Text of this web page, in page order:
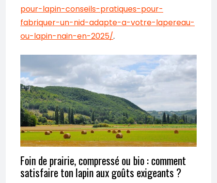
pour-lapin-conseils-pratiques-pour-
fabriquer-un-nid-adapte-a-votre-lapereau-
ou-lapin-nain-en-2025/.
Foin de prairie, compressé ou bio : comment
satisfaire ton lapin aux goûts exigeants ?